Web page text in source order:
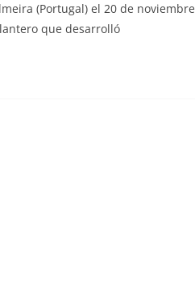
(Portugal) el 20 de noviembre
que desarrolló